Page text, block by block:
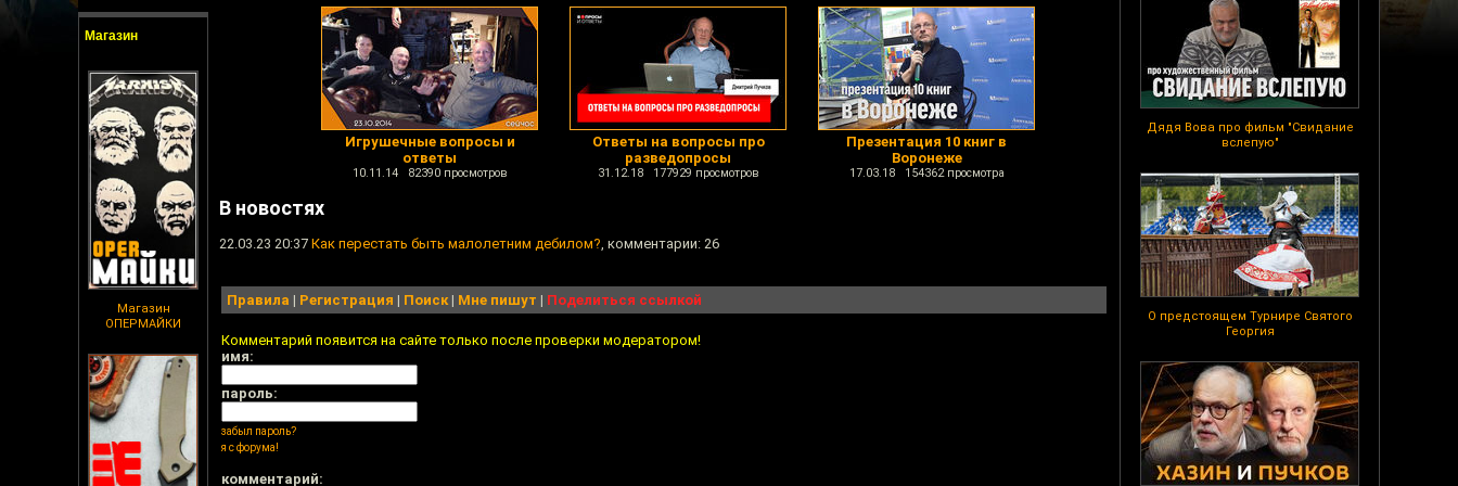
Магазин
Магазин
ОПЕРМАЙКИ
Дядя Вова про фильм "Свидание
вслепую"
О предстоящем Турнире Святого
Георгия
Игрушечные вопросы и
ответы
10.11.14 82390 просмотров
Ответы на вопросы про
разведопросы
31.12.18 177929 просмотров
Презентация 10 книг в
Воронеже
17.03.18 154362 просмотра
В новостях
22.03.23 20:37 Как перестать быть малолетним дебилом?, комментарии: 26
Правила | Регистрация | Поиск| Мне пишут | Поделиться ссылкой
Комментарий появится на сайте только после проверки модератором!
имя:
пароль:
забыл пароль?
я с форума!
комментарий: